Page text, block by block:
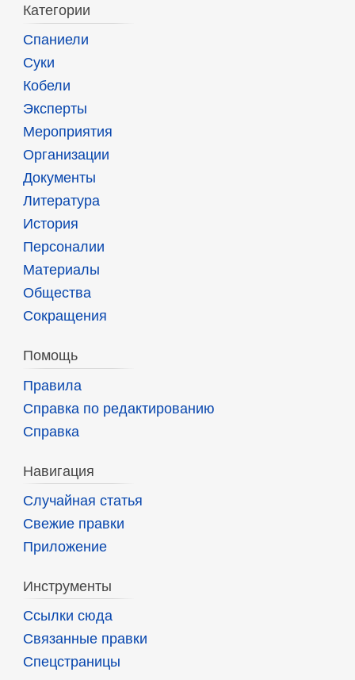
Категории
Спаниели
Суки
Кобели
Эксперты
Мероприятия
Организации
Документы
Литература
История
Персоналии
Материалы
Общества
Сокращения
Помощь
Правила
Справка по редактированию
Справка
Навигация
Случайная статья
Свежие правки
Приложение
Инструменты
Ссылки сюда
Связанные правки
Спецстраницы